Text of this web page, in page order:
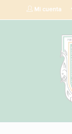
Mi cuenta